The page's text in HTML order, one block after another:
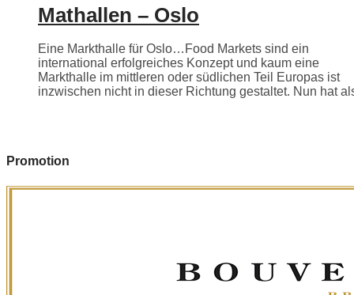
Mathallen – Oslo
Eine Markthalle für Oslo…Food Markets sind ein
international erfolgreiches Konzept und kaum eine
Markthalle im mittleren oder südlichen Teil Europas ist
inzwischen nicht in dieser Richtung gestaltet. Nun hat
Promotion